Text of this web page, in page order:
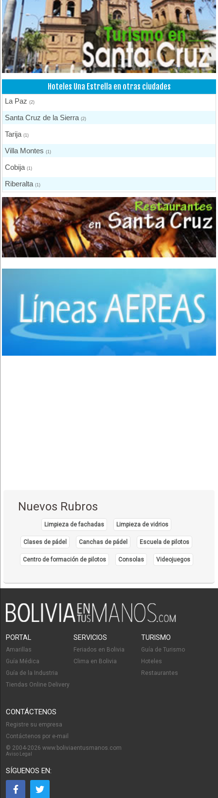
Hoteles Una Estrella en otras ciudades
La Paz(2)
Santa Cruz de la Sierra(2)
Tarija(1)
Villa Montes(1)
Cobija(1)
Riberalta(1)
Nuevos Rubros
Limpieza de fachadas Limpieza de vidrios
Clases de pádel Canchas de pádel Escuela de pilotos
Centro de formación de pilotos Consolas Videojuegos
PORTAL
Amarillas
Guía Médica
Guía de la Industria
Tiendas Online Delivery
SERVICIOS
Feriados en Bolivia
Clima en Bolivia
TURISMO
Guía de Turismo
Hoteles
Restaurantes
CONTÁCTENOS
Registre su empresa
Contáctenos por e-mail
© 2004-2026 www.boliviaentusmanos.com
Aviso Legal
SÍGUENOS EN: